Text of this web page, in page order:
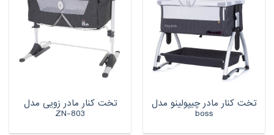
تخت کنار مادر چیپولینو مدل
boss
تخت کنار مادر زویی مدل
ZN-803